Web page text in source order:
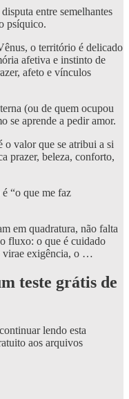
entre semelhantes
psíquico.
o território é delicado
afetiva e instinto de
afeto e vínculos
(ou de quem ocupou
se aprende a pedir amor.
o valor que se atribui a si
prazer, beleza, conforto,
“o que me faz
em quadratura, não falta
fluxo: o que é cuidado
virae exigência, o …
teste grátis de
lendo esta
aos arquivos